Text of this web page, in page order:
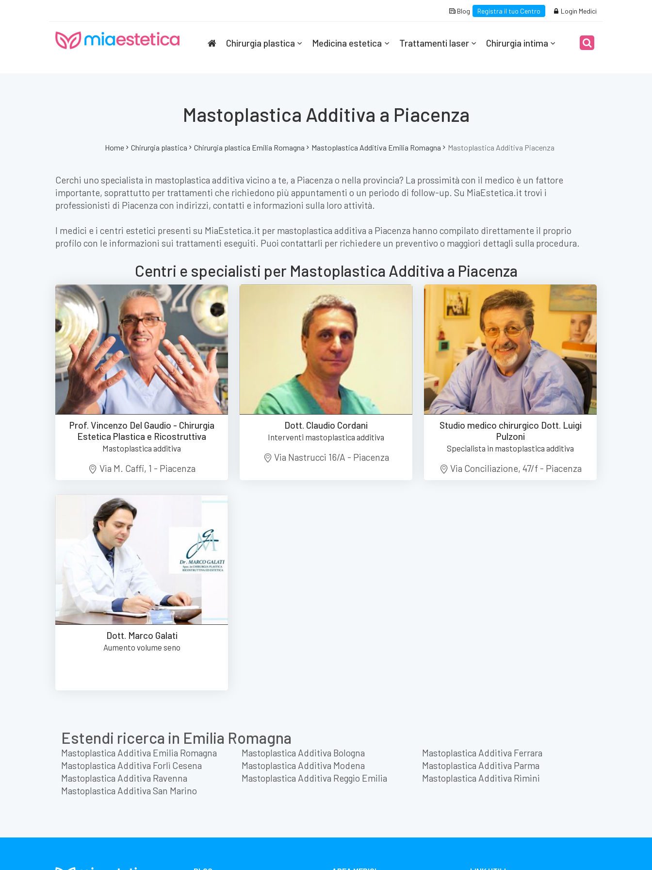
Blog Registra il tuo Centro Login Medici
Chirurgia plastica Medicina estetica Trattamenti laser Chirurgia intima
Mastoplastica Additiva a Piacenza
Home Chirurgia plastica Chirurgia plastica Emilia Romagna Mastoplastica Additiva Emilia Romagna Mastoplastica Additiva Piacenza
Cerchi uno specialista in mastoplastica additiva vicino a te, a Piacenza o nella provincia? La prossimità con il medico è un fattore
importante, soprattutto per trattamenti che richiedono più appuntamenti o un periodo di follow-up. Su MiaEstetica.it trovi i
professionisti di Piacenza con indirizzi, contatti e informazioni sulla loro attività.
I medici e i centri estetici presenti su MiaEstetica.it per mastoplastica additiva a Piacenza hanno compilato direttamente il proprio
profilo con le informazioni sui trattamenti eseguiti. Puoi contattarli per richiedere un preventivo o maggiori dettagli sulla procedura.
Centri e specialisti per Mastoplastica Additiva a Piacenza
Prof. Vincenzo Del Gaudio - Chirurgia
Estetica Plastica e Ricostruttiva
Mastoplastica additiva
Via M. Caffi, 1 - Piacenza
Dott. Claudio Cordani
Interventi mastoplastica additiva
Via Nastrucci 16/A - Piacenza
Studio medico chirurgico Dott. Luigi
Pulzoni
Specialista in mastoplastica additiva
Via Conciliazione, 47/f - Piacenza
Dott. Marco Galati
Aumento volume seno
Estendi ricerca in Emilia Romagna
Mastoplastica Additiva Emilia Romagna Mastoplastica Additiva Bologna
Mastoplastica Additiva Ferrara
Mastoplastica Additiva Forlì Cesena
Mastoplastica Additiva Modena
Mastoplastica Additiva Parma
Mastoplastica Additiva Ravenna
Mastoplastica Additiva Reggio Emilia
Mastoplastica Additiva Rimini
Mastoplastica Additiva San Marino